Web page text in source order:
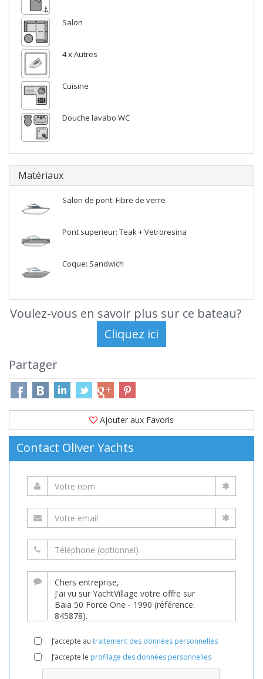
Salon
4 x Autres
Cuisine
Douche lavabo WC
Matériaux
Salon de pont: Fibre de verre
Pont superieur: Teak + Vetroresina
Coque: Sandwich
Voulez-vous en savoir plus sur ce bateau?
Partager
Ajouter aux Favoris
Contact Oliver Yachts
J’accepte au traitement des données personnelles
J’accepte le profilage des données personnelles